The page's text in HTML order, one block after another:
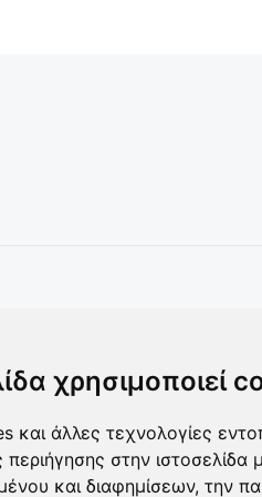
χρησιμοποιεί
και άλλες τεχνολογίες
περιήγησης στην ιστοσελίδα
και διαφημίσεων, την